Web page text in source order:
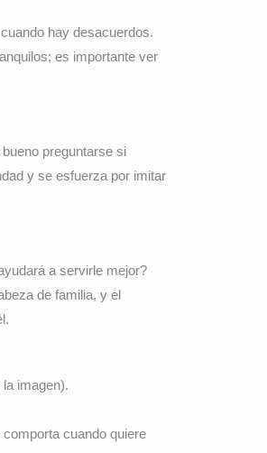
hay desacuerdos.
es importante ver
preguntarse si
y se esfuerza por imitar
a servirle mejor?
de familia, y el
imagen).
cuando quiere